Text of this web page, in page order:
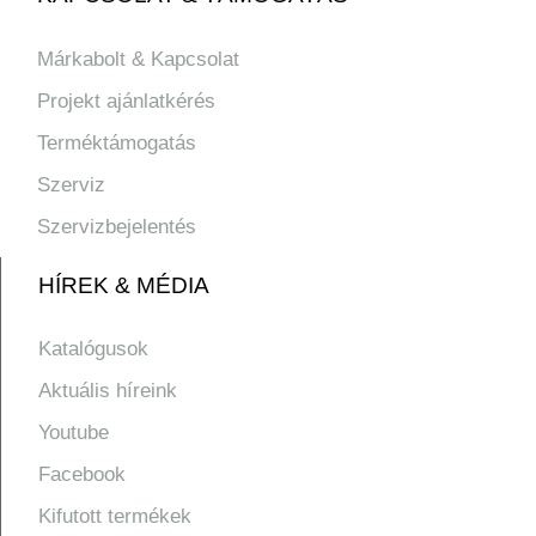
Márkabolt & Kapcsolat
Projekt ajánlatkérés
Terméktámogatás
Szerviz
Szervizbejelentés
HÍREK & MÉDIA
Katalógusok
Aktuális híreink
Youtube
Facebook
Kifutott termékek